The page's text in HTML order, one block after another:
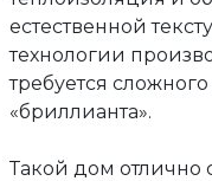
естественной
технологии
требуется
«бриллианта».
Такой дом отлично